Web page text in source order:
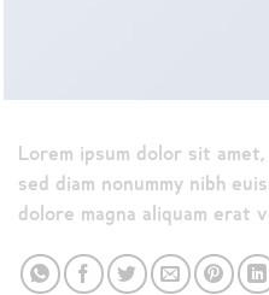
Lorem ipsum dolor sit
sed diam nonummy nibh
dolore magna aliquam erat